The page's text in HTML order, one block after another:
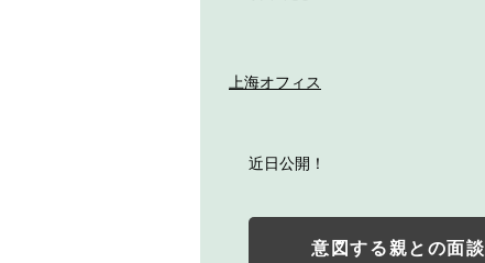
上海オフィス
近日公開！
意図する親との面談